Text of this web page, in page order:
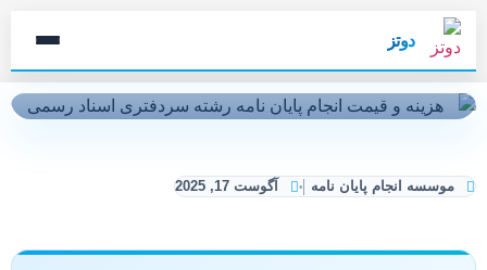
دوتز
موسسه انجام پایان نامه آگوست 17, 2025